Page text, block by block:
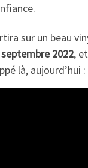
sur un beau
2022,
là, aujourd’hui :